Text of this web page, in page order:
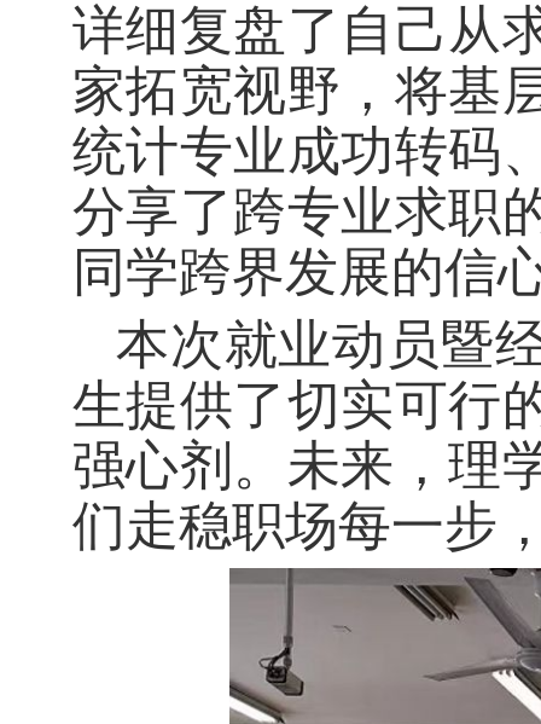
详细复盘了自己从
家拓宽视野，将基
统计专业成功转码
分享了跨专业求职
同学跨界发展的信
本次就业动员暨
生提供了切实可行
强心剂。未来，理
们走稳职场每一步